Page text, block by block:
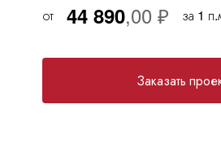
8 (495) 032-53-03
от
44 890 за 1
Заказать